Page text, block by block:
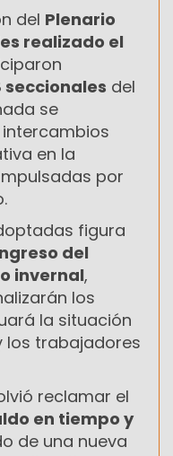
del Plenario
realizado el
seccionales del
se
en la
por
figura
del
invernal,
los
la situación
los trabajadores
reclamar el
en tiempo y
de una nueva